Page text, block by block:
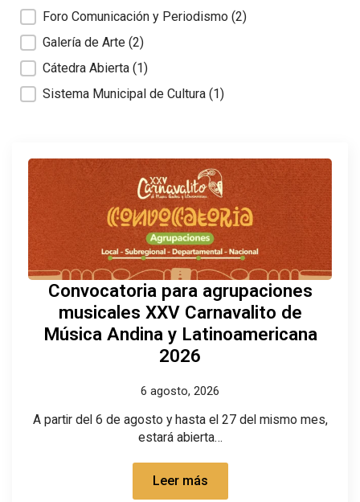
Foro Comunicación y Periodismo (2)
Galería de Arte (2)
Cátedra Abierta (1)
Sistema Municipal de Cultura (1)
Convocatoria para agrupaciones
musicales XXV Carnavalito de
Música Andina y Latinoamericana
2026
6 agosto, 2026
A partir del 6 de agosto y hasta el 27 del mismo mes,
estará abierta…
Leer más